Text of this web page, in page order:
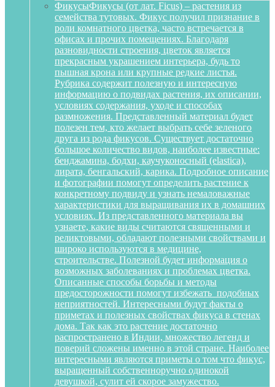
ФикусыФикусы (от лат. Ficus) – растения из
семейства тутовых. Фикус получил признание в
роли комнатного цветка, часто встречается в
офисах и прочих помещениях. Благодаря
разновидности строения, цветок является
прекрасным украшением интерьера, будь то
пышная крона или крупные редкие листья.
Рубрика содержит полезную и интересную
информацию о подвидах растения, их описании,
условиях содержания, уходе и способах
размножения. Представленный материал будет
полезен тем, кто желает выбрать себе зеленого
друга из рода фикусов. Существует достаточно
большое количество видов, наиболее известные:
бенджамина, бодхи, каучуконосный (elastica),
лирата, бенгальский, карика. Подробное описание
и фотографии помогут определить растение к
конкретному подвиду и узнать немаловажные
характеристики для выращивания их в домашних
условиях. Из представленного материала вы
узнаете, какие виды считаются священными и
реликтовыми, обладают полезными свойствами и
широко используются в медицине,
строительстве. Полезной будет информация о
возможных заболеваниях и проблемах цветка.
Описанные способы борьбы и методы
предосторожности помогут избежать подобных
неприятностей. Интересными будут факты о
приметах и полезных свойствах фикуса в стенах
дома. Так как это растение достаточно
распространено в Индии, множество легенд и
поверий сложены именно в этой стране. Наиболее
интересными являются приметы о том что фикус,
выращенный собственноручно одинокой
девушкой, сулит ей скорое замужество.